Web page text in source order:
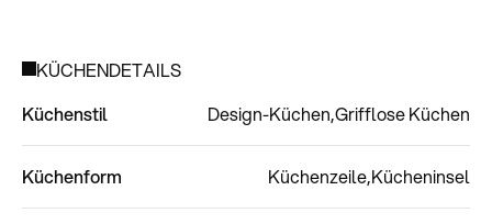
KÜCHENDETAILS
Küchenstil
Design-Küchen Grifflose Küchen
Küchenform Küchenzeile Kücheninsel